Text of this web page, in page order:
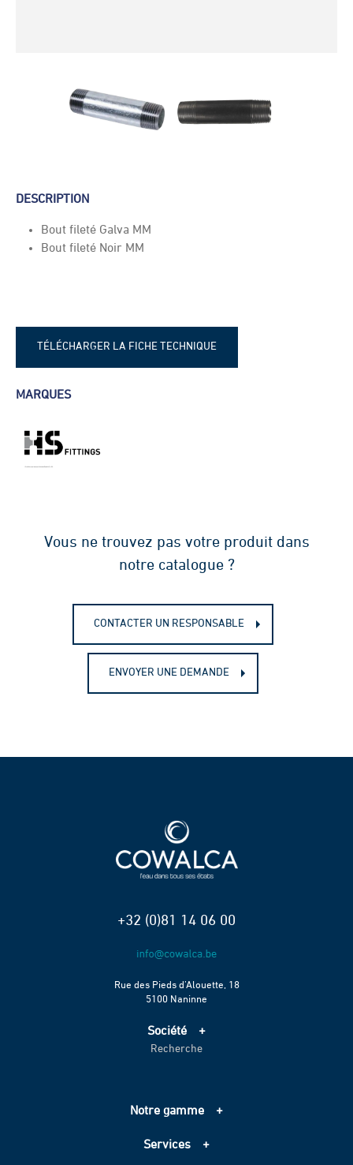
DESCRIPTION
Bout fileté Galva MM
Bout fileté Noir MM
TÉLÉCHARGER LA FICHE TECHNIQUE
MARQUES
Vous ne trouvez pas votre produit dans
notre catalogue ?
CONTACTER UN RESPONSABLE
ENVOYER UNE DEMANDE
+32 (0)81 14 06 00
Rue des Pieds d’Alouette, 18
5100 Naninne
Société
Accueil
Échelle de performance CO2
Recherche
Notre gamme
Assainissement
Services